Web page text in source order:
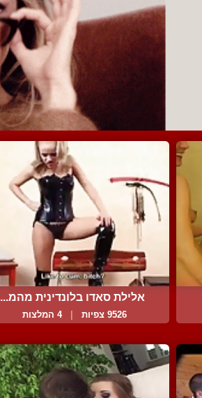
אלילת סאדו בלונדינית מהמ...
9526 צפיות 4 המלצות